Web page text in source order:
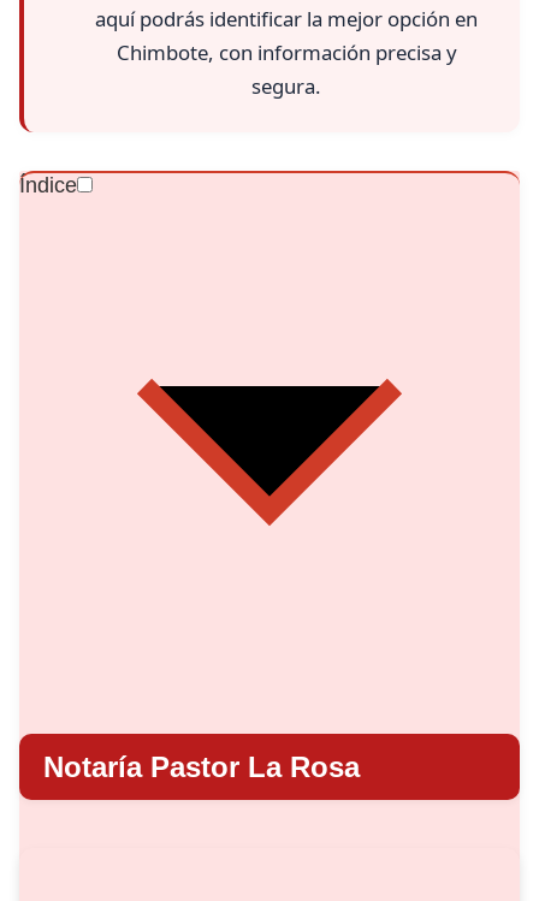
aquí podrás identificar la mejor opción en
Chimbote, con información precisa y
segura.
Índice
Notaría Pastor La Rosa